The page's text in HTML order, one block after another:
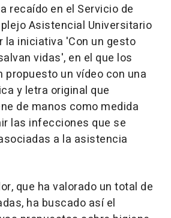
recaído en el Servicio de
Asistencial Universitario
la iniciativa 'Con un gesto
vidas', en el que los
propuesto un vídeo con una
y letra original que
de manos como medida
las infecciones que se
a la asistencia
que ha valorado un total de
ha buscado así el